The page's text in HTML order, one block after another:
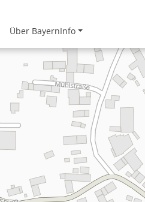
Über BayernInfo